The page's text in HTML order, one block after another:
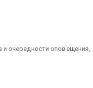
очередности оповещения,